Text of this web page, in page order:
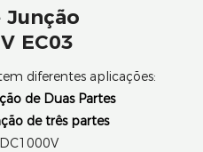
Junção
EC03
diferentes aplicações:
de Duas Partes
de três partes